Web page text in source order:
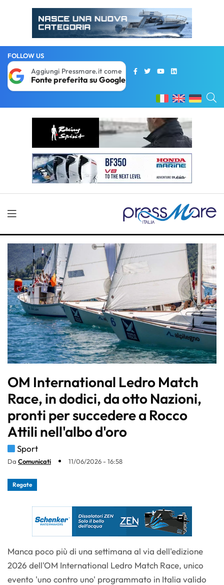
FOLLOW US
Aggiungi Pressmare.it come
Fonte preferita su Google
OM International Ledro Match
Race, in dodici, da otto Nazioni,
pronti per succedere a Rocco
Attili nell'albo d'oro
Sport
Da Comunicati 11/06/2026 - 16:58
Regate
Manca poco più di una settimana al via dell'edizione
2026 dell'OM International Ledro Match Race, unico
evento 'uno contro uno' programmato in Italia valido